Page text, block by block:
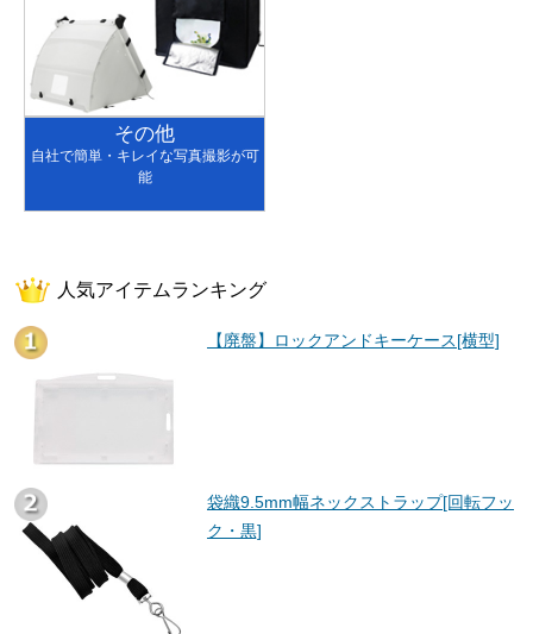
その他
自社で簡単・キレイな写真撮影が可
能
人気アイテムランキング
【廃盤】ロックアンドキーケース[横型]
袋織9.5mm幅ネックストラップ[回転フッ
ク・黒]